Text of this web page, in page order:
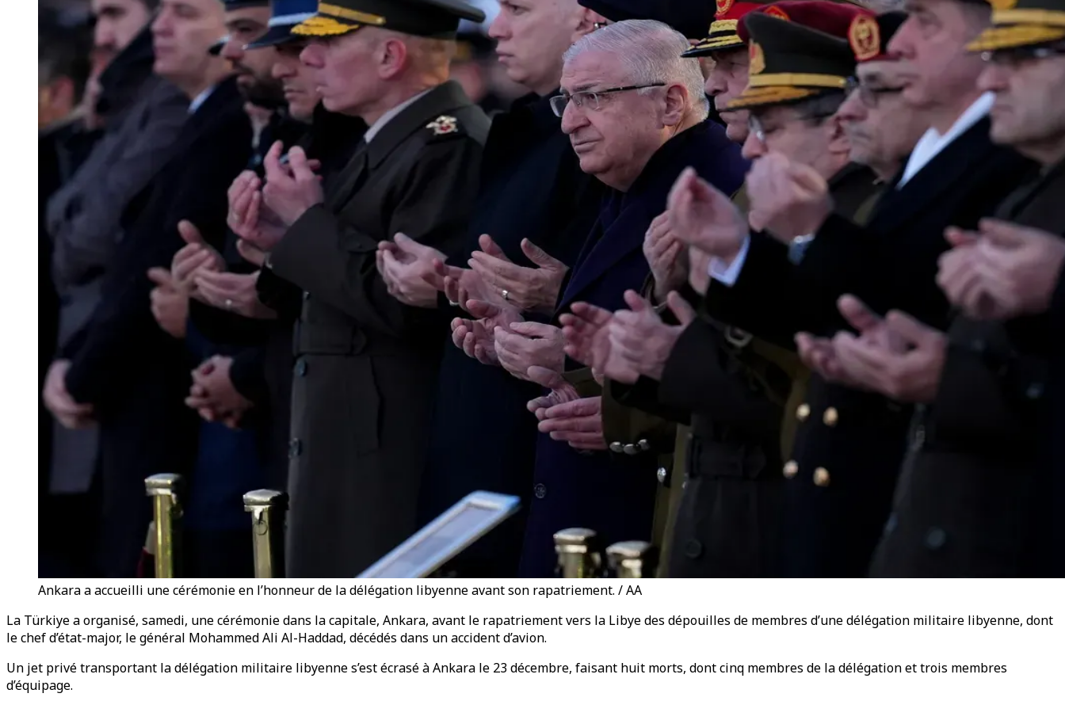
Ankara a accueilli une cérémonie en l’honneur de la délégation libyenne avant son rapatriement. / AA
La Türkiye a organisé, samedi, une cérémonie dans la capitale, Ankara, avant le rapatriement vers la Libye des dépouilles de membres d’une délégation militaire libyenne, dont
le chef d’état-major, le général Mohammed Ali Al-Haddad, décédés dans un accident d’avion.
Un jet privé transportant la délégation militaire libyenne s’est écrasé à Ankara le 23 décembre, faisant huit morts, dont cinq membres de la délégation et trois membres
d’équipage.